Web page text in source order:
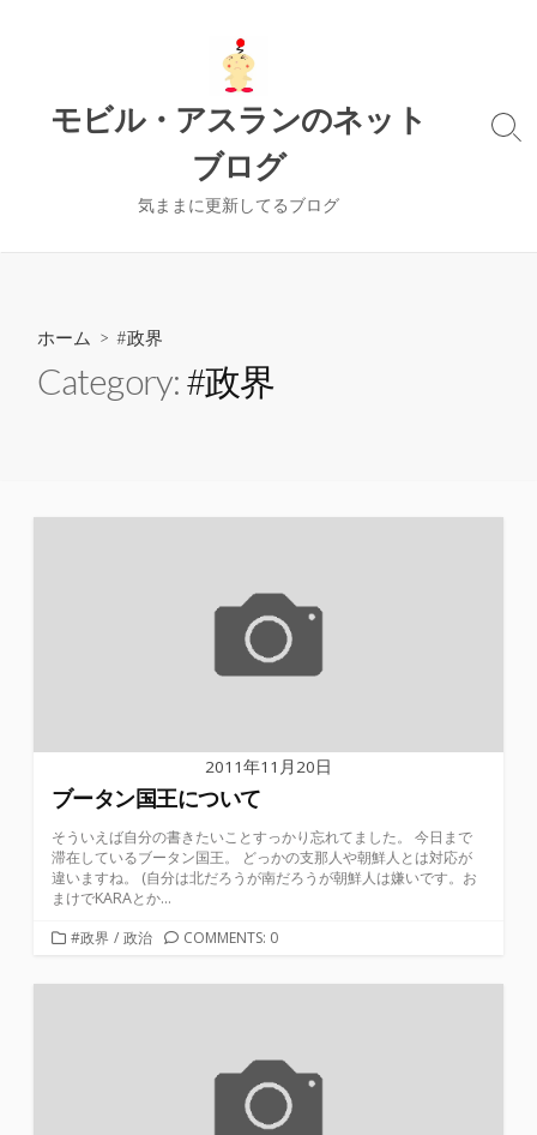
ッ
モビル・アスランのネット
ブログ
気ままに更新してるブログ
検
ホーム > #政界
Category:#政界
2011年11月20日
ブータン国王について
そういえば自分の書きたいことすっかり忘れてました。 今日まで
滞在しているブータン国王。 どっかの支那人や朝鮮人とは対応が
違いますね。 (自分は北だろうが南だろうが朝鮮人は嫌いです。お
まけでKARAとか...
カ
ゴ
#政界 / 政治 COMMENTS: 0